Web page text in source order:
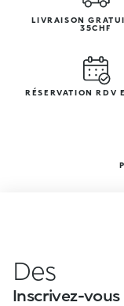
LIVRAISON
35CHF
RÉSERVATION RDV
Des
Inscrivez-